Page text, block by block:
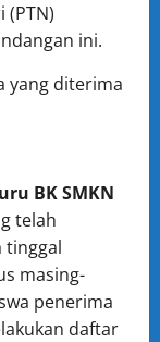
(PTN)
ini.
yang diterima
BK SMKN
telah
tinggal
masing-
penerima
daftar